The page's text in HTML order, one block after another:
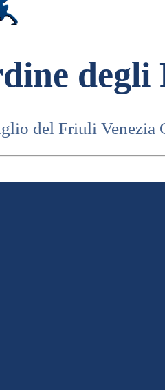
degli
del Friuli Venezia